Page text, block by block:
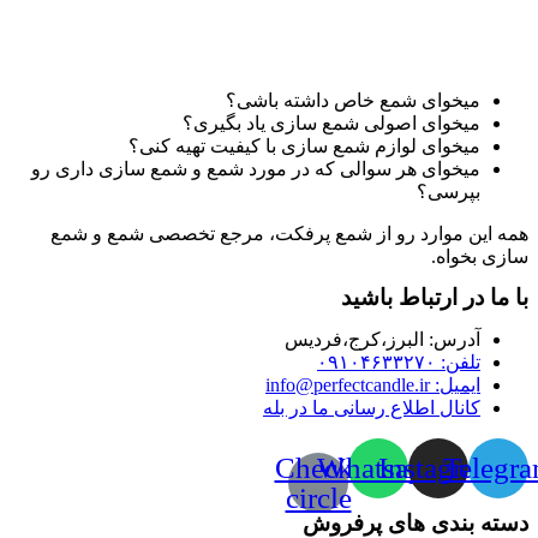
میخوای شمع خاص داشته باشی؟
میخوای اصولی شمع سازی یاد بگیری؟
میخوای لوازم شمع سازی با کیفیت تهیه کنی؟
میخوای هر سوالی که در مورد شمع و شمع سازی داری رو
بپرسی؟
همه این موارد رو از شمع پرفکت، مرجع تخصصی شمع و شمع
سازی بخواه.
با ما در ارتباط باشید
آدرس:‌ البرز،کرج،فردیس
تلفن: ۰۹۱۰۴۶۳۳۲۷۰
ایمیل: info@perfectcandle.ir
کانال اطلاع رسانی ما در بله
Instagram
Whatsapp
Check-
circle
دسته بندی های پرفروش